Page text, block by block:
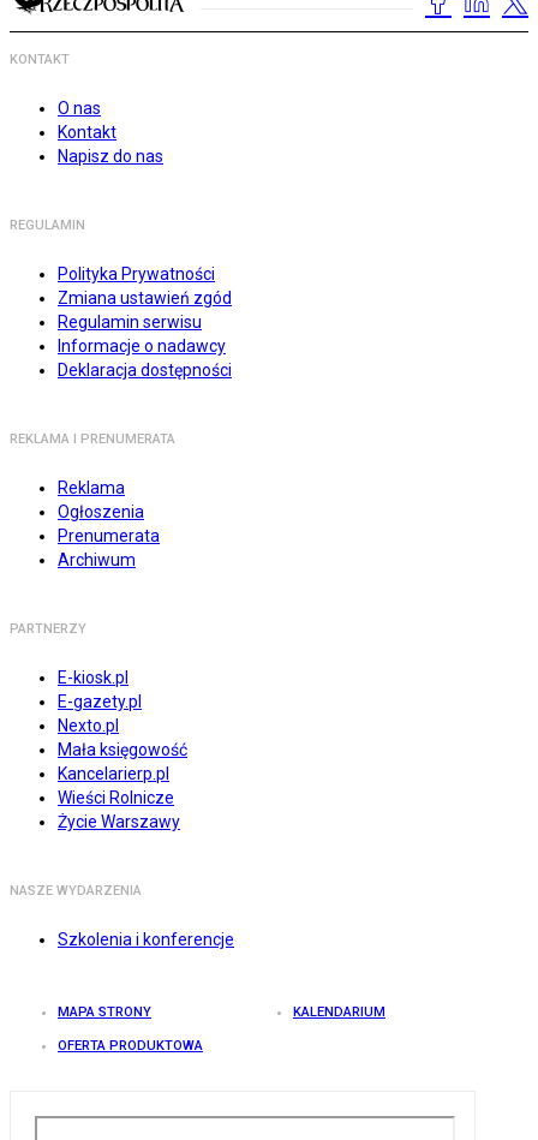
KONTAKT
O nas
Kontakt
Napisz do nas
REGULAMIN
Polityka Prywatności
Zmiana ustawień zgód
Regulamin serwisu
Informacje o nadawcy
Deklaracja dostępności
REKLAMA I PRENUMERATA
Reklama
Ogłoszenia
Prenumerata
Archiwum
PARTNERZY
E-kiosk.pl
E-gazety.pl
Nexto.pl
Mała księgowość
Kancelarierp.pl
Wieści Rolnicze
Życie Warszawy
NASZE WYDARZENIA
Szkolenia i konferencje
MAPA STRONY KALENDARIUM
OFERTA PRODUKTOWA